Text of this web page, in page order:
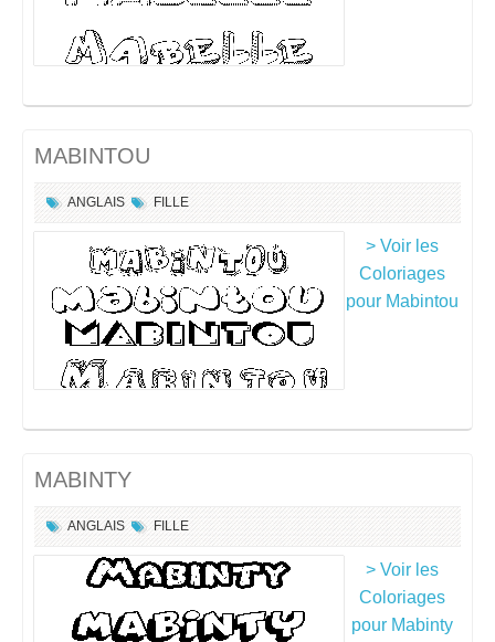
MABINTOU
ANGLAIS FILLE
> Voir les
Coloriages
pour Mabintou
MABINTY
ANGLAIS FILLE
> Voir les
Coloriages
pour Mabinty